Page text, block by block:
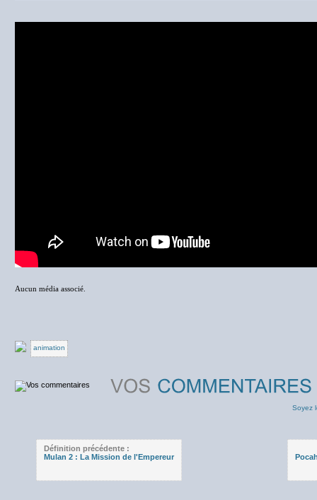
Aucun média associé.
animation
Soyez
Définition précédente :
Mulan 2 : La Mission de l'Empereur